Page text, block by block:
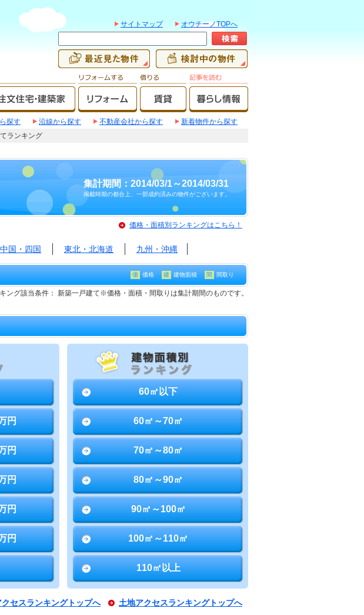
サイトマップ オウチーノTOPへ
探す 沿線から探す 不動産会社から探す
新着物件から探す
ランキング
集計期間：2014/03/1～2014/03/31
掲載時期の都合上、一部成約済みの物件がございます。
価格・面積別ランキングはこちら！
中国・四国 東北・北海道 九州・沖縄
価 価格 建 建物面積 間 間取り
ング該当条件： 新築一戸建て※価格・面積・間取りは集計期間のものです。
円
円
円
円
円
60㎡以下
60㎡～70㎡
70㎡～80㎡
80㎡～90㎡
90㎡～100㎡
100㎡～110㎡
110㎡以上
セスランキングトップへ 土地アクセスランキングトップへ